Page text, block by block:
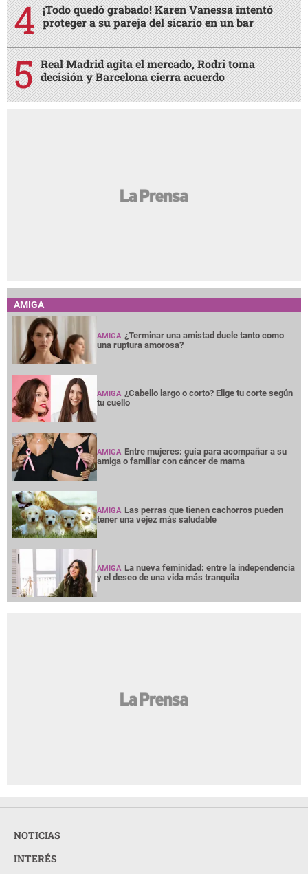
¡Todo quedó grabado! Karen Vanessa intentó
proteger a su pareja del sicario en un bar
Real Madrid agita el mercado, Rodri toma
decisión y Barcelona cierra acuerdo
AMIGA
AMIGA ¿Terminar una amistad duele tanto como
una ruptura amorosa?
AMIGA ¿Cabello largo o corto? Elige tu corte según
tu cuello
AMIGA Entre mujeres: guía para acompañar a su
amiga o familiar con cáncer de mama
AMIGA Las perras que tienen cachorros pueden
tener una vejez más saludable
AMIGA La nueva feminidad: entre la independencia
y el deseo de una vida más tranquila
NOTICIAS
INTERÉS